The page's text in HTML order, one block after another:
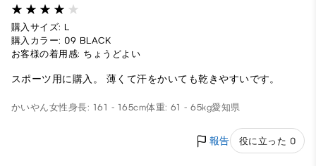
購入サイズ: L
購入カラー: 09 BLACK
お客様の着用感: ちょうどよい
スポーツ用に購入。 薄くて汗をかいても乾きやすいです。
かいやん女性身長: 161 - 165cm体重: 61 - 65kg愛知県
報告 役に立った 0